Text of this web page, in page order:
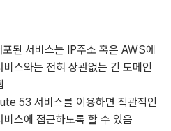
된 서비스는 IP주소 혹은 AWS에
스와는 전혀 상관없는 긴 도메인
53 서비스를 이용하면 직관적인
스에 접근하도록 할 수 있음